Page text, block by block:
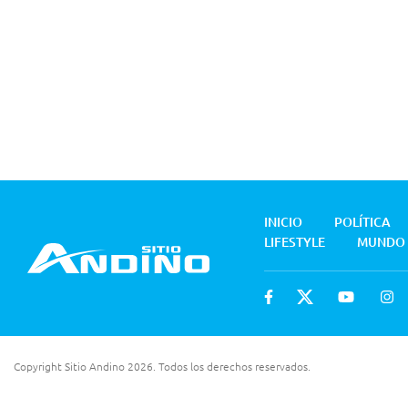
INICIO
POLÍTICA
LIFESTYLE
MUNDO
Copyright Sitio Andino 2026. Todos los derechos reservados.